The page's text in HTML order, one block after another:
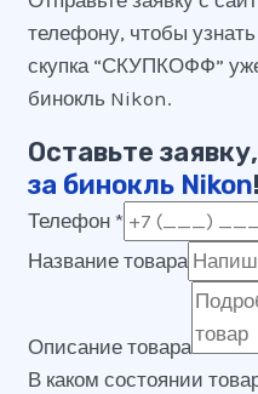
телефону, чтобы
скупка “СКУПКОФФ” уже
бинокль Nikon.
Оставьте
за бинокль Nikon!
Телефон *
Название товара
Описание товара
В каком состоянии